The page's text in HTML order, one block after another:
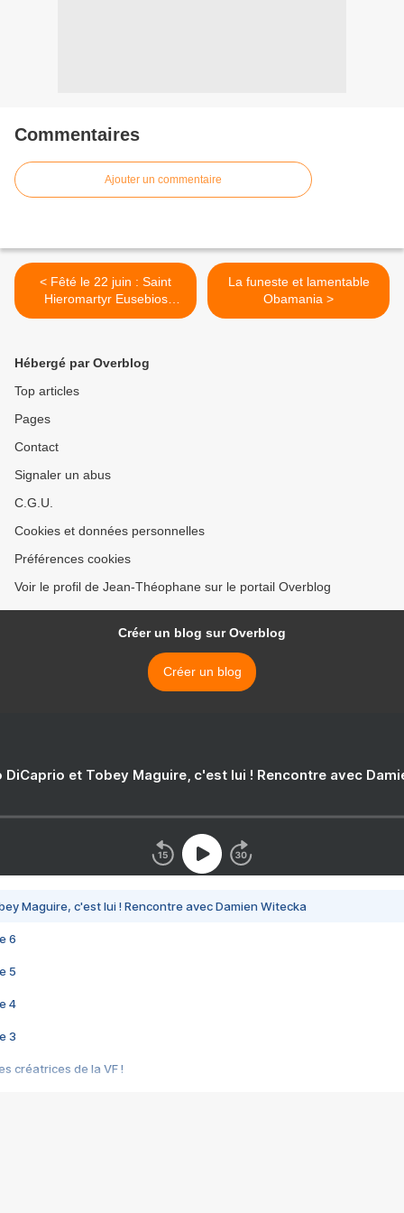
Commentaires
Ajouter un commentaire
< Fêté le 22 juin : Saint
Hieromartyr Eusebios
l'Eparque de Samosata
La funeste et lamentable
Obamania >
Hébergé par Overblog
Top articles
Pages
Contact
Signaler un abus
C.G.U.
Cookies et données personnelles
Préférences cookies
Voir le profil de Jean-Théophane sur le portail Overblog
Créer un blog sur Overblog
Créer un blog
DiCaprio et Tobey Maguire, c'est lui ! Rencontre avec
Maguire, c'est lui ! Rencontre avec Damien Witecka
6
5
4
3
créatrices de la VF !